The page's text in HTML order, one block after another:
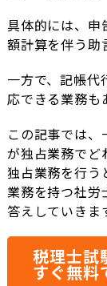
具体的には、申
額計算を伴う助
一方で、記帳代
応できる業務も
この記事では
が独占業務でど
独占業務を行う
業務を持つ社労
答えしていきま
税理士試
すぐ無料